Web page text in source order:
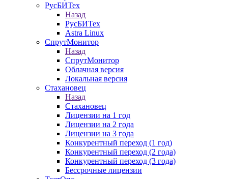
РусБИТех
Назад
РусБИТех
Astra Linux
СпрутМонитор
Назад
СпрутМонитор
Облачная версия
Локальная версия
Стахановец
Назад
Стахановец
Лицензии на 1 год
Лицензии на 2 года
Лицензии на 3 года
Конкурентный переход (1 год)
Конкурентный переход (2 года)
Конкурентный переход (3 года)
Бессрочные лицензии